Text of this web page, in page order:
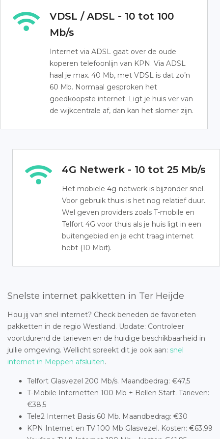
VDSL / ADSL - 10 tot 100
Mb/s
Internet via ADSL gaat over de oude
koperen telefoonlijn van KPN. Via ADSL
haal je max. 40 Mb, met VDSL is dat zo’n
60 Mb. Normaal gesproken het
goedkoopste internet. Ligt je huis ver van
de wijkcentrale af, dan kan het slomer zijn.
4G Netwerk - 10 tot 25 Mb/s
Het mobiele 4g-netwerk is bijzonder snel.
Voor gebruik thuis is het nog relatief duur.
Wel geven providers zoals T-mobile en
Telfort 4G voor thuis als je huis ligt in een
buitengebied en je echt traag internet
hebt (10 Mbit).
Snelste internet pakketten in Ter Heijde
Hou jij van snel internet? Check beneden de favorieten
pakketten in de regio Westland. Update: Controleer
voortdurend de tarieven en de huidige beschikbaarheid in
jullie omgeving. Wellicht spreekt dit je ook aan: snel
internet in Meppen afsluiten.
Telfort Glasvezel 200 Mb/s. Maandbedrag: €47,5
T-Mobile Internetten 100 Mb + Bellen Start. Tarieven:
€38,5
Tele2 Internet Basis 60 Mb. Maandbedrag: €30
KPN Internet en TV 100 Mb Glasvezel. Kosten: €63,99